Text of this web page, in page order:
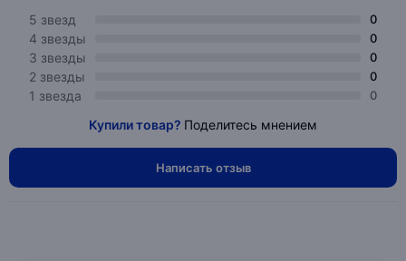
5 звезд
0
4 звезды 0
3 звезды 0
2 звезды 0
1 звезда 0
Купили товар? Поделитесь мнением
Написать отзыв